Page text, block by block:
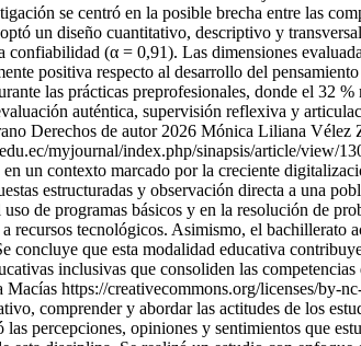
se centró en la posible brecha entre las
un diseño cuantitativo, descriptivo y
(α = 0,91). Las dimensiones
positiva respecto al desarrollo del
las prácticas preprofesionales, donde el 32
auténtica, supervisión reflexiva y
Derechos de autor 2026 Mónica Liliana Vélez
myjournal/index.php/sinapsis/article/view/
un contexto marcado por la creciente
estructuradas y observación directa a una
de programas básicos y en la resolución de
tecnológicos. Asimismo, el bachillerato
que esta modalidad educativa
inclusivas que consoliden las competencias
https://creativecommons.org/licenses/by-
comprender y abordar las actitudes de los
percepciones, opiniones y sentimientos que